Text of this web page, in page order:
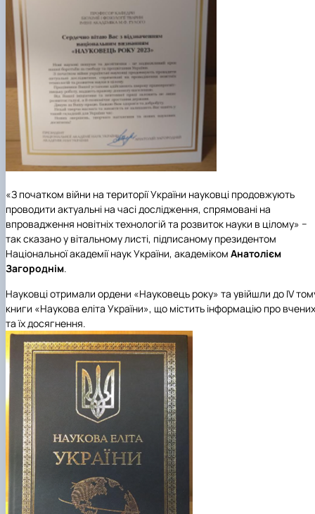
«З початком війни на території України науковці продовжують
проводити актуальні на часі дослідження, спрямовані на
впровадження новітніх технологій та розвиток науки в цілому» −
так сказано у вітальному листі, підписаному президентом
Національної академії наук України, академіком Анатолієм
Загороднім.
Науковці отримали ордени «Науковець року» та увійшли до ІV
книги «Наукова еліта України», що містить інформацію про вчених
та їх досягнення.